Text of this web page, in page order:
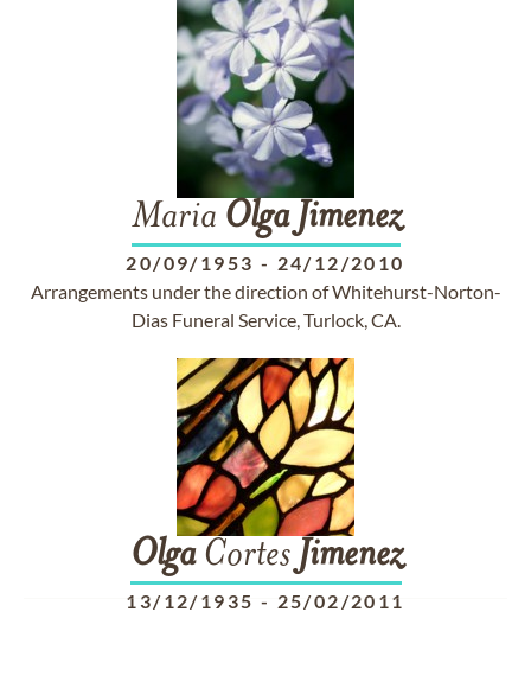
Maria Olga Jimenez
20/09/1953 - 24/12/2010
Arrangements under the direction of Whitehurst-Norton-
Dias Funeral Service, Turlock, CA.
OlgaCortes Jimenez
13/12/1935 - 25/02/2011